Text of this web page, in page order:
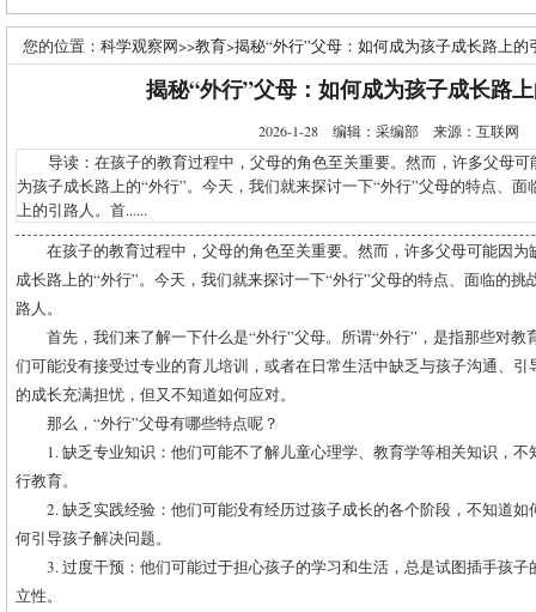
您的位置： 科学观察网>>教育>揭秘“外行”父母：如何成为孩子成长路上的
揭秘“外行”父母：如何成为孩子成长路
2026-1-28 编辑：采编部 来源：互联网
导读：在孩子的教育过程中，父母的角色至关重要。然而，许多父母可
为孩子成长路上的“外行”。今天，我们就来探讨一下“外行”父母的特点、
上的引路人。首......
在孩子的教育过程中，父母的角色至关重要。然而，许多父母可能因
成长路上的“外行”。今天，我们就来探讨一下“外行”父母的特点、面临的
路人。
首先，我们来了解一下什么是“外行”父母。所谓“外行”，是指那些对
们可能没有接受过专业的育儿培训，或者在日常生活中缺乏与孩子沟通、
的成长充满担忧，但又不知道如何应对。
那么，“外行”父母有哪些特点呢？
1. 缺乏专业知识：他们可能不了解儿童心理学、教育学等相关知识，
行教育。
2. 缺乏实践经验：他们可能没有经历过孩子成长的各个阶段，不知道
何引导孩子解决问题。
3. 过度干预：他们可能过于担心孩子的学习和生活，总是试图插手孩
立性。